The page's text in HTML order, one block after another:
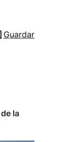
Guardar
la